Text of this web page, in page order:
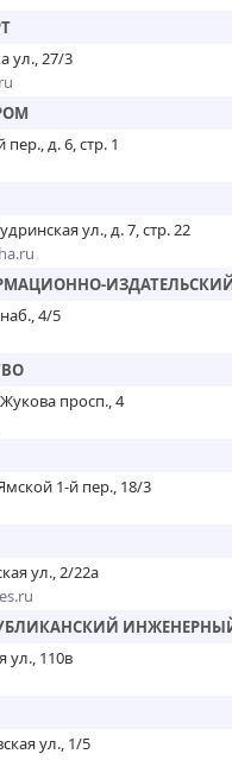
ул., 27/3
д. 6, стр. 1
ул., д. 7, стр. 22
4/5
просп., 4
1-й пер., 18/3
ул., 2/22а
110в
ул., 1/5